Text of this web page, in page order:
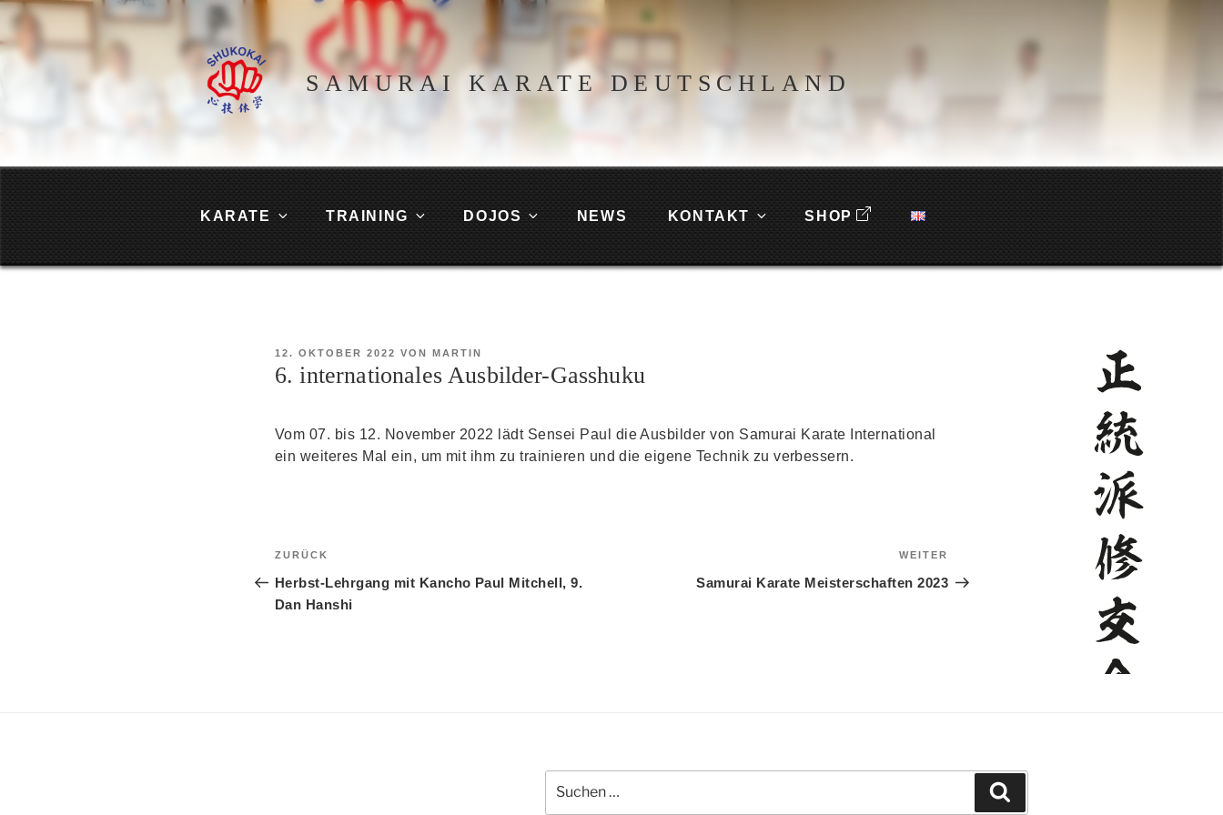
Zum
Inhalt
springen
SAMURAI KARATE DEUTSCHLAND
KARATE TRAINING DOJOS NEWS KONTAKT SHOP
VERÖFFENTLICHT
AM
12. OKTOBER 2022 VON MARTIN
6. internationales Ausbilder-Gasshuku
Vom 07. bis 12. November 2022 lädt Sensei Paul die Ausbilder von Samurai Karate International
ein weiteres Mal ein, um mit ihm zu trainieren und die eigene Technik zu verbessern.
Beitragsnavigation
Vorheriger
Beitrag
ZURÜCK
Herbst-Lehrgang mit Kancho Paul Mitchell, 9.
Dan Hanshi
Beitrag
WEITER
Samurai Karate Meisterschaften 2023
nach: